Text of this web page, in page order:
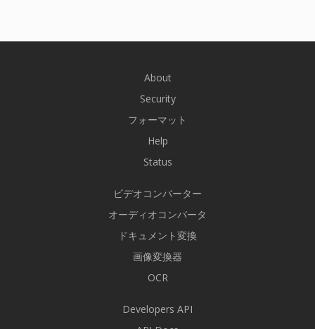
About
Security
フォーマット
Help
Status
ビデオコンバーター
オーディオコンバータ
ドキュメント変換
画像変換器
OCR
Developers API